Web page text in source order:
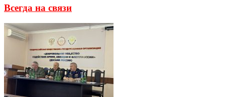
Всегда на связи